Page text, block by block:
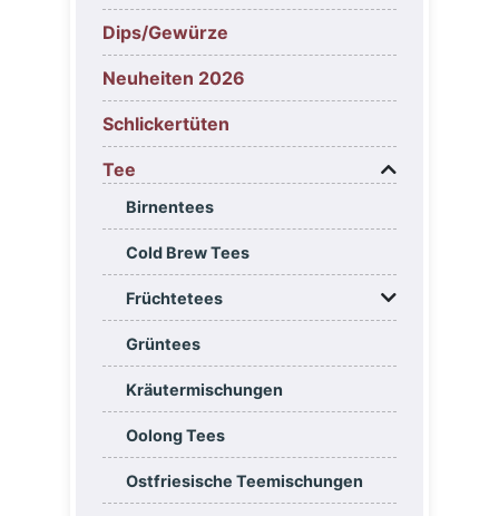
Dips/Gewürze
Neuheiten 2026
Schlickertüten
Tee
Birnentees
Cold Brew Tees
Früchtetees
Grüntees
Kräutermischungen
Oolong Tees
Ostfriesische Teemischungen